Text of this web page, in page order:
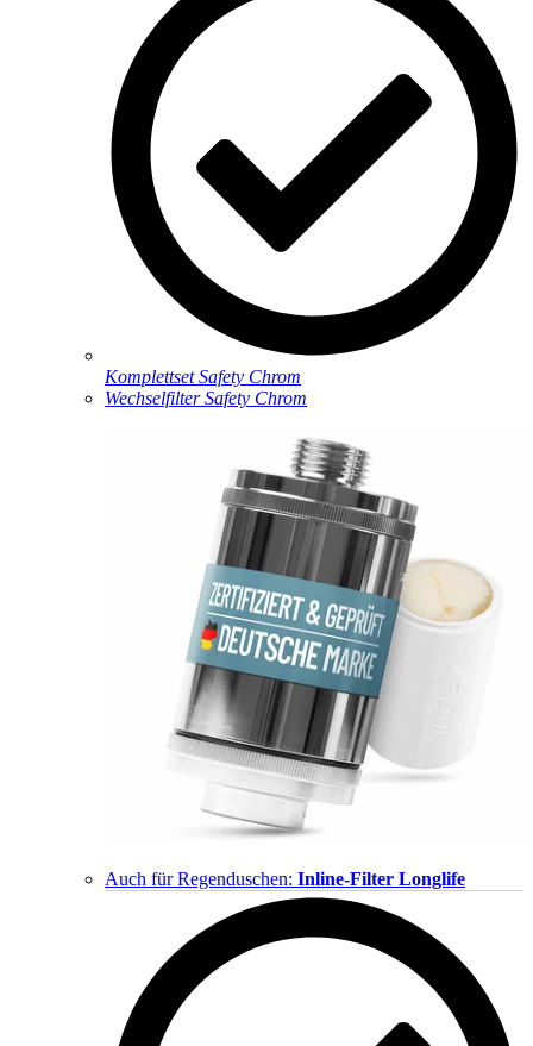
Komplettset Safety Chrom
Wechselfilter Safety Chrom
Auch für Regenduschen: Inline-Filter Longlife